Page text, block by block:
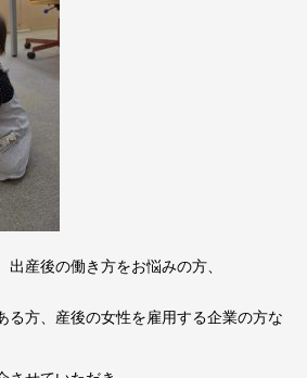
産後の働き方をお悩みの方、
る方、産後の女性を雇用する企業の方な